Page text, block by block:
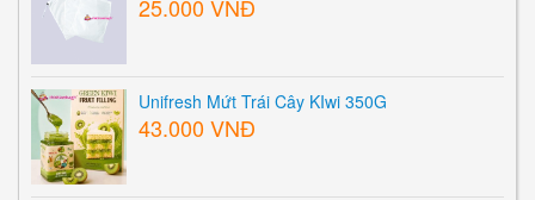
Unifresh Mứt Trái Cây KIwi 350G